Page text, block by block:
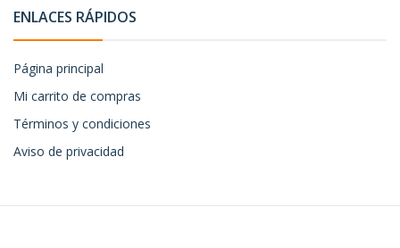
ENLACES RÁPIDOS
Página principal
Mi carrito de compras
Términos y condiciones
Aviso de privacidad